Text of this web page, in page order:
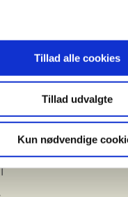
Tillad alle cookies
Tillad udvalgte
Kun nødvendige